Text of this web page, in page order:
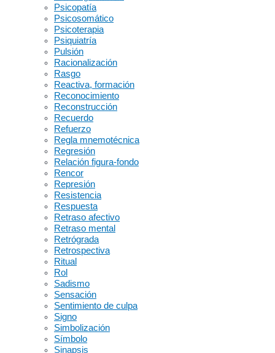
Psicopatía
Psicosomático
Psicoterapia
Psiquiatría
Pulsión
Racionalización
Rasgo
Reactiva, formación
Reconocimiento
Reconstrucción
Recuerdo
Refuerzo
Regla mnemotécnica
Regresión
Relación figura-fondo
Rencor
Represión
Resistencia
Respuesta
Retraso afectivo
Retraso mental
Retrógrada
Retrospectiva
Ritual
Rol
Sadismo
Sensación
Sentimiento de culpa
Signo
Simbolización
Símbolo
Sinapsis